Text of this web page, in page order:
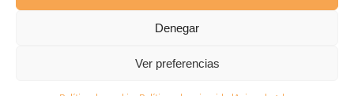
Denegar
Ver preferencias
Política de Privacidad
Transparencia